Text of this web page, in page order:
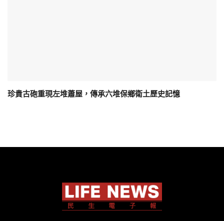
珍貴古砲重現左堆蕭屋，傳承六堆保鄉衛土歷史記憶